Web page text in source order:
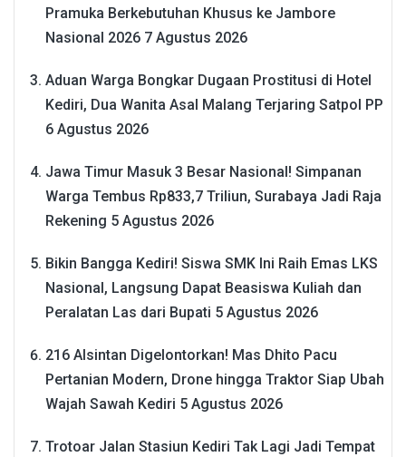
Pramuka Berkebutuhan Khusus ke Jambore
Nasional 2026 7 Agustus 2026
Aduan Warga Bongkar Dugaan Prostitusi di Hotel
Kediri, Dua Wanita Asal Malang Terjaring Satpol PP
6 Agustus 2026
Jawa Timur Masuk 3 Besar Nasional! Simpanan
Warga Tembus Rp833,7 Triliun, Surabaya Jadi Raja
Rekening 5 Agustus 2026
Bikin Bangga Kediri! Siswa SMK Ini Raih Emas LKS
Nasional, Langsung Dapat Beasiswa Kuliah dan
Peralatan Las dari Bupati 5 Agustus 2026
216 Alsintan Digelontorkan! Mas Dhito Pacu
Pertanian Modern, Drone hingga Traktor Siap Ubah
Wajah Sawah Kediri 5 Agustus 2026
Trotoar Jalan Stasiun Kediri Tak Lagi Jadi Tempat